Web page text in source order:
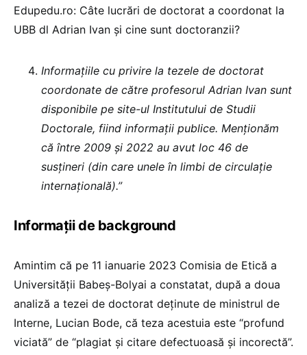
Edupedu.ro: Câte lucrări de doctorat a coordonat la
UBB dl Adrian Ivan și cine sunt doctoranzii?
Informațiile cu privire la tezele de doctorat
coordonate de către profesorul Adrian Ivan sunt
disponibile pe site-ul Institutului de Studii
Doctorale, fiind informații publice. Menționăm
că între 2009 și 2022 au avut loc 46 de
susțineri (din care unele în limbi de circulație
internațională).”
Informații de background
Amintim că pe 11 ianuarie 2023 Comisia de Etică a
Universității Babeș-Bolyai a constatat, după a doua
analiză a tezei de doctorat deținute de ministrul de
Interne, Lucian Bode, că teza acestuia este “profund
viciată” de “plagiat și citare defectuoasă și incorectă”.